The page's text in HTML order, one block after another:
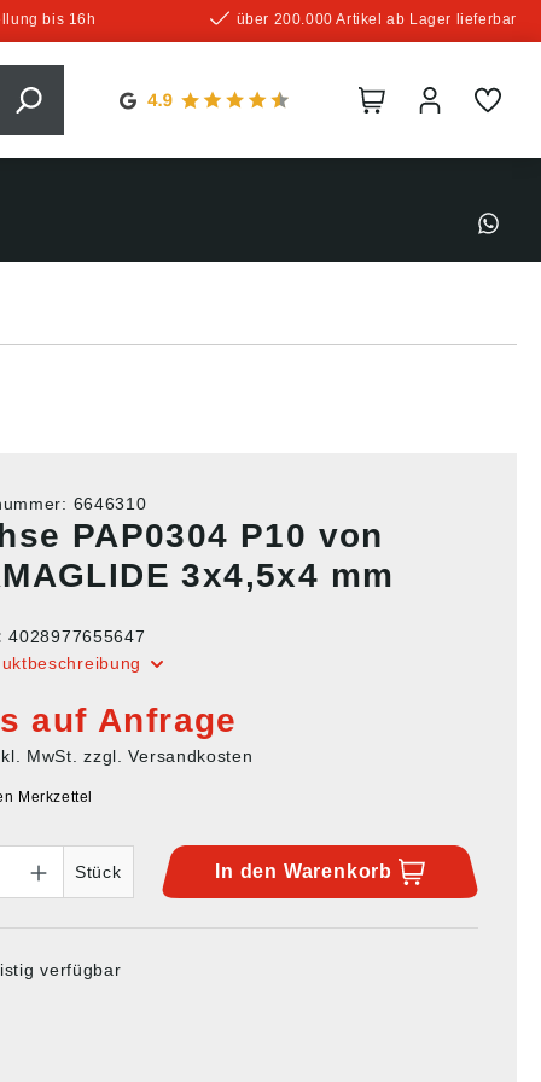
bis 16h über 200.000 Artikel ab Lager lieferbar
6646310
PAP0304 P10 von
3x4,5x4 mm
4028977655647
auf Anfrage
MwSt. zzgl. Versandkosten
Merkzettel
Stück
In den Warenkorb
verfügbar